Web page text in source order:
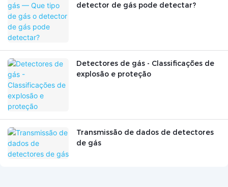
detector de gás pode detectar?
Detectores de gás - Classificações de
explosão e proteção
Transmissão de dados de detectores
de gás